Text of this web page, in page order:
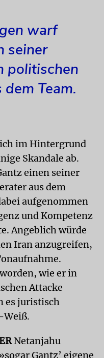
warf
seiner
politischen
Team.
im Hintergrund
Skandale ab.
einen seiner
aus dem
aufgenommen
und Kompetenz
Angeblich würde
Iran anzugreifen,
wie er in
Attacke
es juristisch
Weiß.
Netanjahu
Gantz’ eigene